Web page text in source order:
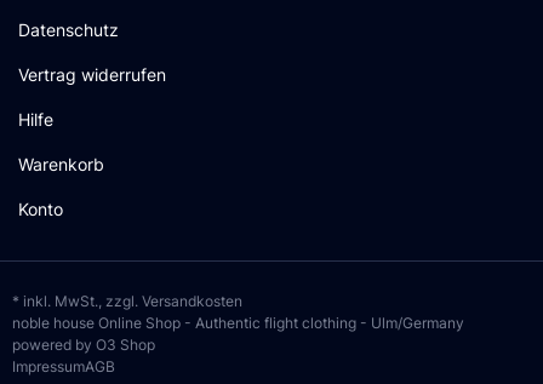
Datenschutz
Vertrag widerrufen
Hilfe
Warenkorb
Konto
* inkl. MwSt., zzgl. Versandkosten
noble house Online Shop - Authentic flight clothing - Ulm/Germany
powered by O3 Shop
ImpressumAGB